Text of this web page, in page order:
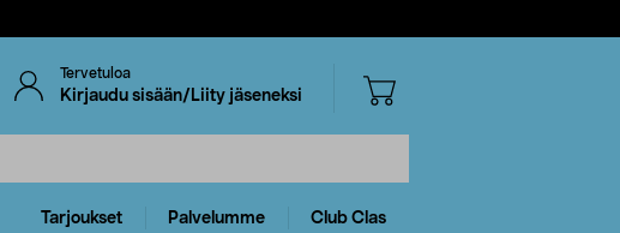
Tervetuloa
Kirjaudu sisään/Liity jäseneksi
Tarjoukset Palvelumme Club Clas